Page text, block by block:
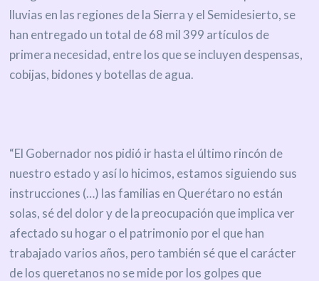
lluvias en las regiones de la Sierra y el Semidesierto, se
han entregado un total de 68 mil 399 artículos de
primera necesidad, entre los que se incluyen despensas,
cobijas, bidones y botellas de agua.
“El Gobernador nos pidió ir hasta el último rincón de
nuestro estado y así lo hicimos, estamos siguiendo sus
instrucciones (…) las familias en Querétaro no están
solas, sé del dolor y de la preocupación que implica ver
afectado su hogar o el patrimonio por el que han
trabajado varios años, pero también sé que el carácter
de los queretanos no se mide por los golpes que